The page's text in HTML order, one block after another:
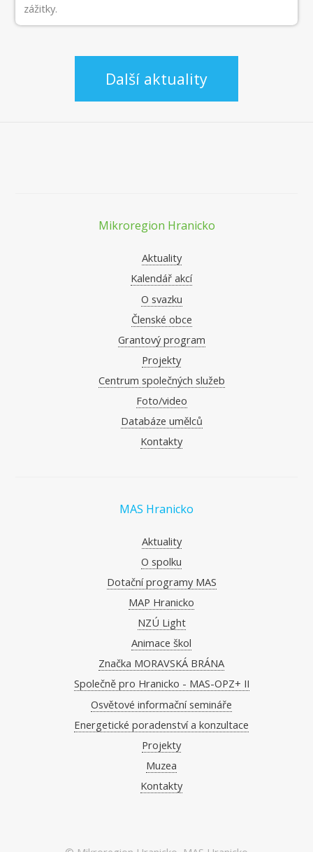
zážitky.
Další aktuality
Mikroregion Hranicko
Aktuality
Kalendář akcí
O svazku
Členské obce
Grantový program
Projekty
Centrum společných služeb
Foto/video
Databáze umělců
Kontakty
MAS Hranicko
Aktuality
O spolku
Dotační programy MAS
MAP Hranicko
NZÚ Light
Animace škol
Značka MORAVSKÁ BRÁNA
Společně pro Hranicko - MAS-OPZ+ II
Osvětové informační semináře
Energetické poradenství a konzultace
Projekty
Muzea
Kontakty